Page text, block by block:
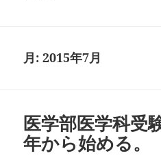
月:2015年7月
医学部医学科受
年から始める。